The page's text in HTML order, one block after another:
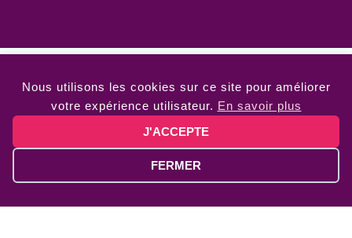
Nous utilisons les cookies sur ce site pour améliorer
votre expérience utilisateur. En savoir plus
J'ACCEPTE
FERMER